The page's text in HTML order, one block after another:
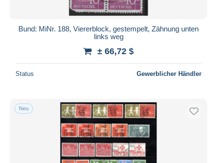
Bund: MiNr. 188, Viererblock, gestempelt, Zähnung unten
links weg
± 66,72 $
Status Gewerblicher Händler
Neu